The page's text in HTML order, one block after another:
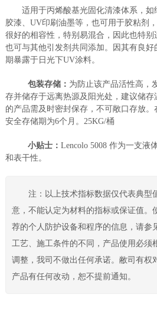
适用于丙烯酸基光固化清漆体系，
胶漆、UV印刷油墨等，也可用于胶粘剂
很好的相容性，特别易混合，因此也特别
也可与其他引发剂共同添加。因其有良
期暴露于日光下UV涂料。
包装存储： 为防止该产品活性高，
存并储存于远离热源及阳光处，建议储
的产品需及时密封保存，不可敞口存放。
安全存储期为6个月。25KG/桶
小贴士： Lencolo 5008 作为一支液
和表干性。
注：以上技术指标数据仅代表典型
意，不能认定为材料的指标或保证值。
荐的个人防护设备和程序的信息，请参
工艺、施工条件的不同，产品使用必须
调整，我司不做出任何承诺。敝司有权
产品有任何改动，恕不提前通知。